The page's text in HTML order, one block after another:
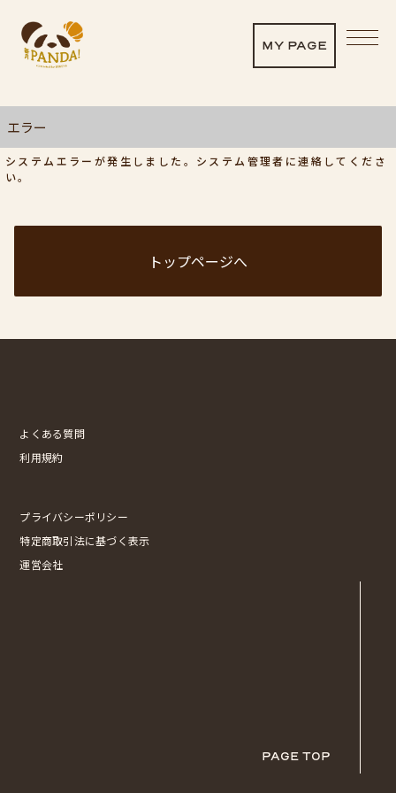
MY PAGE
エラー
システムエラーが発生しました。システム管理者に連絡してくださ
い。
トップページへ
よくある質問
利用規約
プライバシーポリシー
特定商取引法に基づく表示
運営会社
PAGE TOP